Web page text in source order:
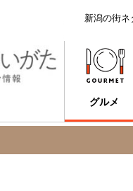
新潟の街ネ
グルメ